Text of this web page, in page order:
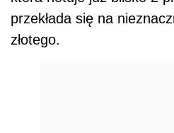
przekłada się na
złotego.